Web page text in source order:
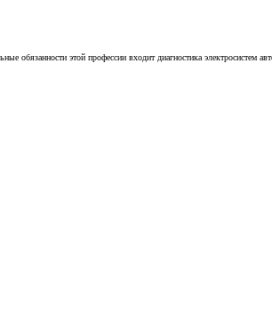
этой профессии входит диагностика